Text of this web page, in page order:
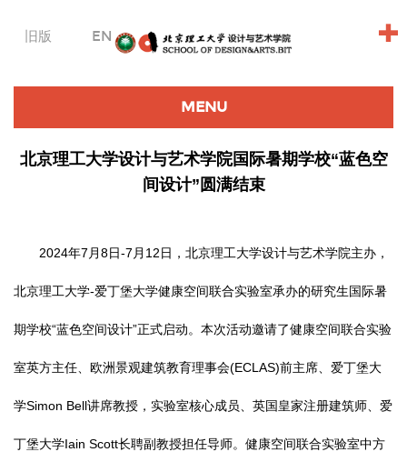
旧版 EN +
MENU
北京理工大学设计与艺术学院国际暑期学校“蓝色空
间设计”圆满结束
2024年7月8日-7月12日，北京理工大学设计与艺术学院主办，
北京理工大学-爱丁堡大学健康空间联合实验室承办的研究生国际暑
期学校“蓝色空间设计”正式启动。本次活动邀请了健康空间联合实验
室英方主任、欧洲景观建筑教育理事会(ECLAS)前主席、爱丁堡大
学Simon Bell讲席教授，实验室核心成员、英国皇家注册建筑师、爱
丁堡大学Iain Scott长聘副教授担任导师。健康空间联合实验室中方